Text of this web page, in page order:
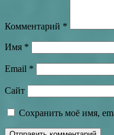
Комментарий *
Имя *
Email *
Сайт
Сохранить моё имя,